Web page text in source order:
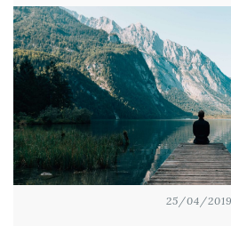
25/04/2019